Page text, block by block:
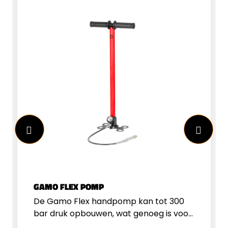
GAMO FLEX POMP
De Gamo Flex handpomp kan tot 300
bar druk opbouwen, wat genoeg is voor